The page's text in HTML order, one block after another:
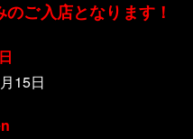
ご入店となります！
15日